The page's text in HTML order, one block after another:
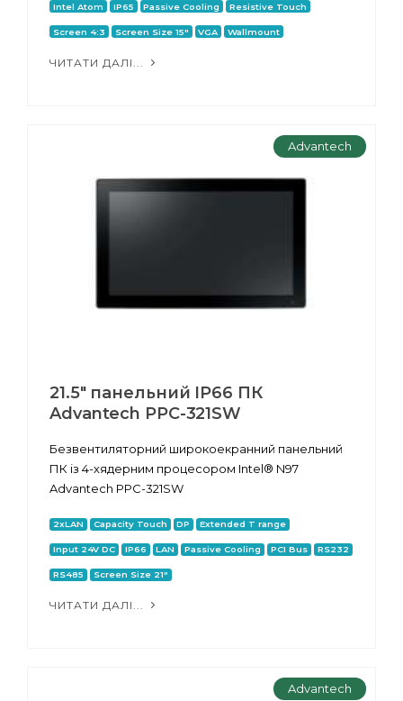
Intel Atom IP65 Passive Cooling Resistive Touch
Screen 4:3 Screen Size 15" VGA Wallmount
ЧИТАТИ ДАЛІ...
Advantech
21.5" панельний IP66 ПК
Advantech PPC-321SW
Безвентиляторний широкоекранний панельний
ПК із 4-хядерним процесором Intel® N97
Advantech PPC-321SW
2xLAN Capacity Touch DP Extended T range
Input 24V DC IP66 LAN Passive Cooling PCI Bus RS232
RS485 Screen Size 21"
ЧИТАТИ ДАЛІ...
Advantech